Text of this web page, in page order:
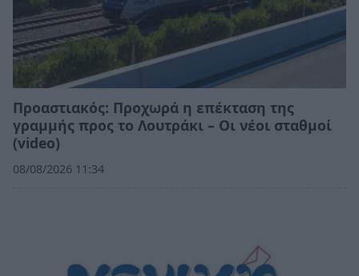
Προαστιακός: Προχωρά η επέκταση της
γραμμής προς το Λουτράκι – Οι νέοι σταθμοί
(video)
08/08/2026 11:34